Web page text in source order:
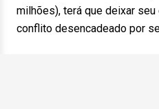
milhões), terá que deixar
conflito desencadeado por